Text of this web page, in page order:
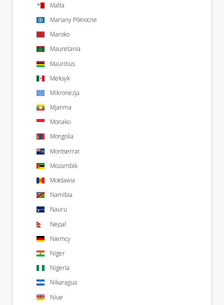
Malta
Mariany Północne
Maroko
Mauretania
Mauritius
Meksyk
Mikronezja
Mjanma
Monako
Mongolia
Montserrat
Mozambik
Mołdawia
Namibia
Nauru
Nepal
Niemcy
Niger
Nigeria
Nikaragua
Niue